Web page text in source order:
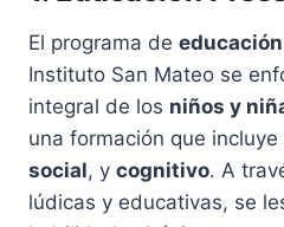
El programa de
Instituto San Mateo se
integral de los niños y
una formación que
social, y cognitivo. A
lúdicas y educativas, se